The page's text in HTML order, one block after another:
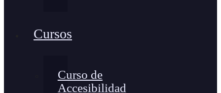
Cursos
Curso de
Accesibilidad